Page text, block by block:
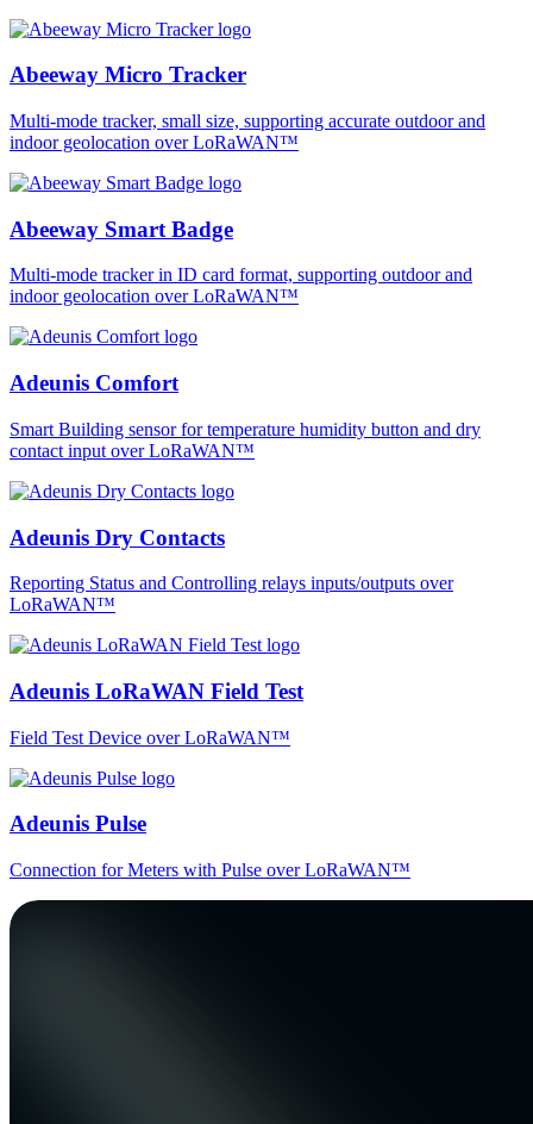
Abeeway Micro Tracker
Multi-mode tracker, small size, supporting accurate outdoor and
indoor geolocation over LoRaWAN™
Abeeway Smart Badge
Multi-mode tracker in ID card format, supporting outdoor and
indoor geolocation over LoRaWAN™
Adeunis Comfort
Smart Building sensor for temperature humidity button and dry
contact input over LoRaWAN™
Adeunis Dry Contacts
Reporting Status and Controlling relays inputs/outputs over
LoRaWAN™
Adeunis LoRaWAN Field Test
Field Test Device over LoRaWAN™
Adeunis Pulse
Connection for Meters with Pulse over LoRaWAN™